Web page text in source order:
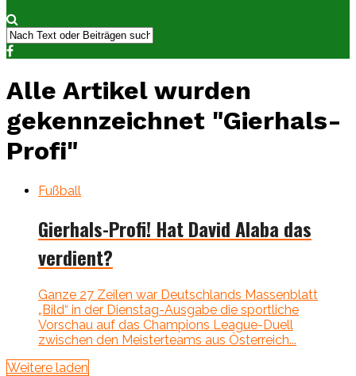
Alle Artikel wurden
gekennzeichnet "Gierhals-
Profi"
Fußball
Gierhals-Profi! Hat David Alaba das
verdient?
Ganze 27 Zeilen war Deutschlands Massenblatt
„Bild“ in der Dienstag-Ausgabe die sportliche
Vorschau auf das Champions League-Duell
zwischen den Meisterteams aus Österreich...
Weitere laden